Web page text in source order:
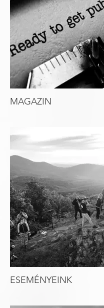
MAGAZIN
ESEMÉNYEINK